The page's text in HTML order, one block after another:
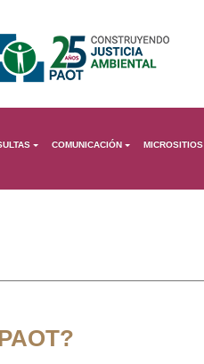
COMUNICACIÓN MICROSITIOS